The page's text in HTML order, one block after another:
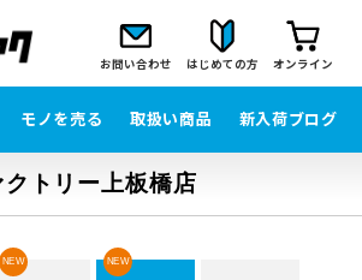
お問い合わせ はじめての方 オンライン
モノを売る 取扱い商品 新入荷ブログ
クトリー上板橋店
NEW NEW